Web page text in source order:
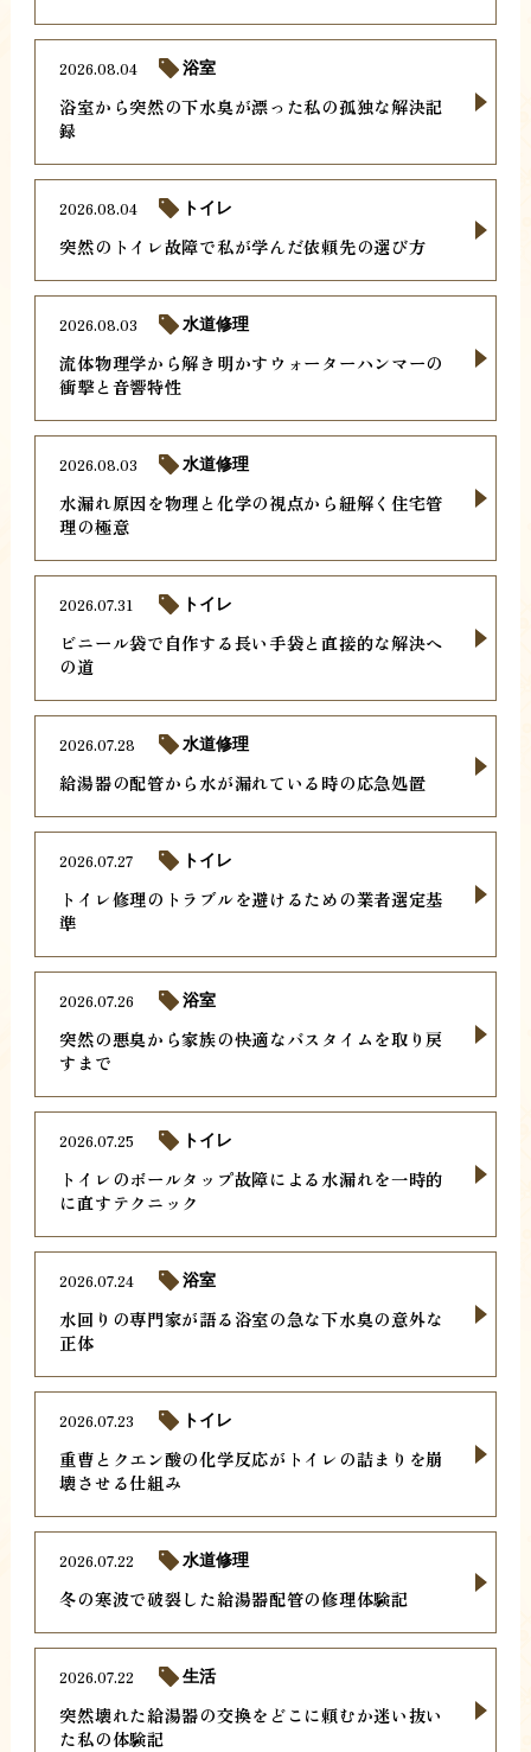
浴室から突然の下水臭が漂った私の孤独な解決記
録
2026.08.04 浴室
突然のトイレ故障で私が学んだ依頼先の選び方
2026.08.04 トイレ
流体物理学から解き明かすウォーターハンマーの
衝撃と音響特性
2026.08.03 水道修理
水漏れ原因を物理と化学の視点から紐解く住宅管
理の極意
2026.08.03 水道修理
ビニール袋で自作する長い手袋と直接的な解決へ
の道
2026.07.31 トイレ
給湯器の配管から水が漏れている時の応急処置
2026.07.28 水道修理
トイレ修理のトラブルを避けるための業者選定基
準
2026.07.27 トイレ
突然の悪臭から家族の快適なバスタイムを取り戻
すまで
2026.07.26 浴室
トイレのボールタップ故障による水漏れを一時的
に直すテクニック
2026.07.25 トイレ
水回りの専門家が語る浴室の急な下水臭の意外な
正体
2026.07.24 浴室
重曹とクエン酸の化学反応がトイレの詰まりを崩
壊させる仕組み
2026.07.23 トイレ
冬の寒波で破裂した給湯器配管の修理体験記
2026.07.22 水道修理
突然壊れた給湯器の交換をどこに頼むか迷い抜い
た私の体験記
2026.07.22 生活